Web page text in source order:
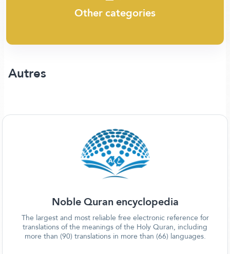
Other categories
Autres
Noble Quran encyclopedia
The largest and most reliable free electronic reference for
translations of the meanings of the Holy Quran, including
more than (90) translations in more than (66) languages.